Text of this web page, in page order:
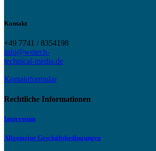
Kontakt
+49 7741 / 8354198
info@wotech-
technical-media.de
Kontaktformular
Rechtliche Informationen
Impressum
Allgemeine Geschäftsbedingungen